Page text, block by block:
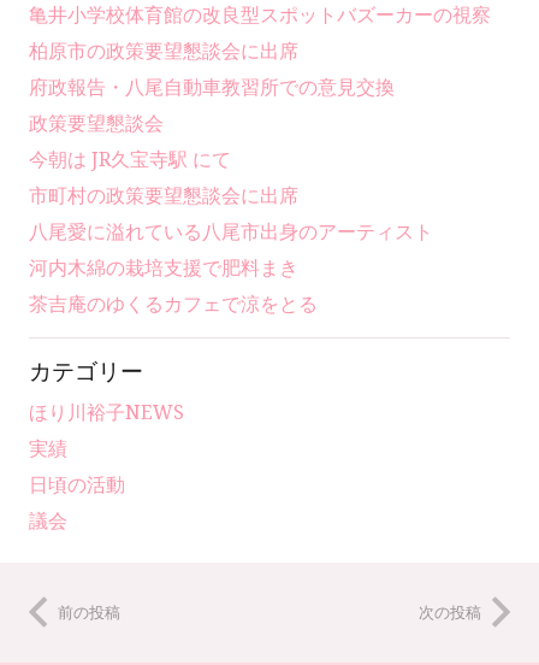
亀井小学校体育館の改良型スポットバズーカーの視察
柏原市の政策要望懇談会に出席
府政報告・八尾自動車教習所での意見交換
政策要望懇談会
今朝は JR久宝寺駅 にて
市町村の政策要望懇談会に出席
八尾愛に溢れている八尾市出身のアーティスト
河内木綿の栽培支援で肥料まき
茶吉庵のゆくるカフェで涼をとる
カテゴリー
ほり川裕子NEWS
実績
日頃の活動
議会
前の投稿 次の投稿